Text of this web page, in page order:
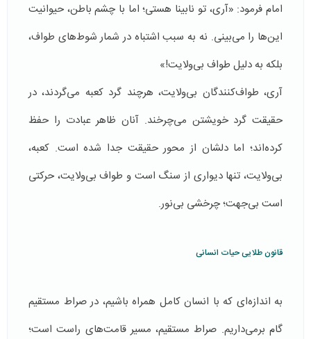
امام فرمود: «آری، تو نابینا هستی؛ اما با چشم باطن، حیوانیت
این‌ها را می‌بینی. نه به سبب اشتباه در شمار شوط‌های طواف،
بلکه به دلیل طواف بی‌ولایت!»
آری، طواف‌کنندگان بی‌ولایت، هرچند گرد کعبه می‌گردند، در
حقیقت گرد خویشتن می‌چرخند. آنان ظاهر عبادت را حفظ
کرده‌اند؛ اما دلشان از محور حقیقت جدا شده است. کعبه،
بی‌ولایت، تنها دیواری از سنگ است و طواف بی‌ولایت، حرکتی
است بی‌جهت؛ چرخشی بی‌نور.
قانون طلایی حیات انسانی
به اندازه‌ای که با انسان کامل همراه باشیم، در صراط مستقیم
گام برمی‌داریم. صراط مستقیم، مسیر قامت‌های راست است؛